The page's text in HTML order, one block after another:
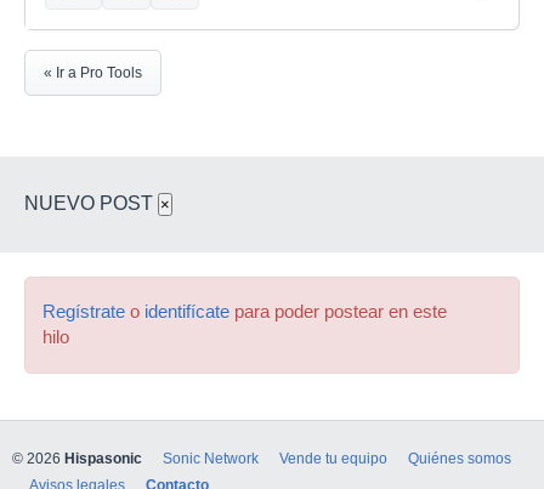
« Ir a Pro Tools
NUEVO POST ×
Regístrate o identifícate para poder postear en este
hilo
© 2026 Hispasonic Sonic Network Vende tu equipo
Quiénes somos
Avisos legales
Contacto